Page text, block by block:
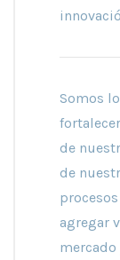
Somos
de
de
agregar